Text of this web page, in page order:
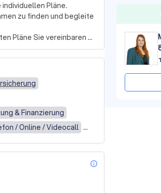
Pläne.
zu finden und begleite
Pläne Sie vereinbaren
und
Absicherung erweitern
führen möchten. Das
wie möglich zu halten.
& Finanzierung
/ Online / Videocall
info_outline